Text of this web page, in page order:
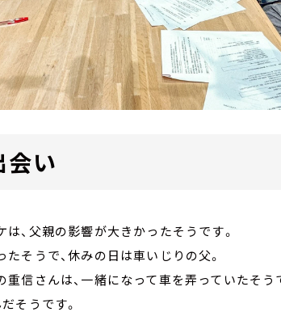
い
、父親の影響が大きかったそうです。
そうで、休みの日は車いじりの父。
信さんは、一緒になって車を弄っていたそう
そうです。